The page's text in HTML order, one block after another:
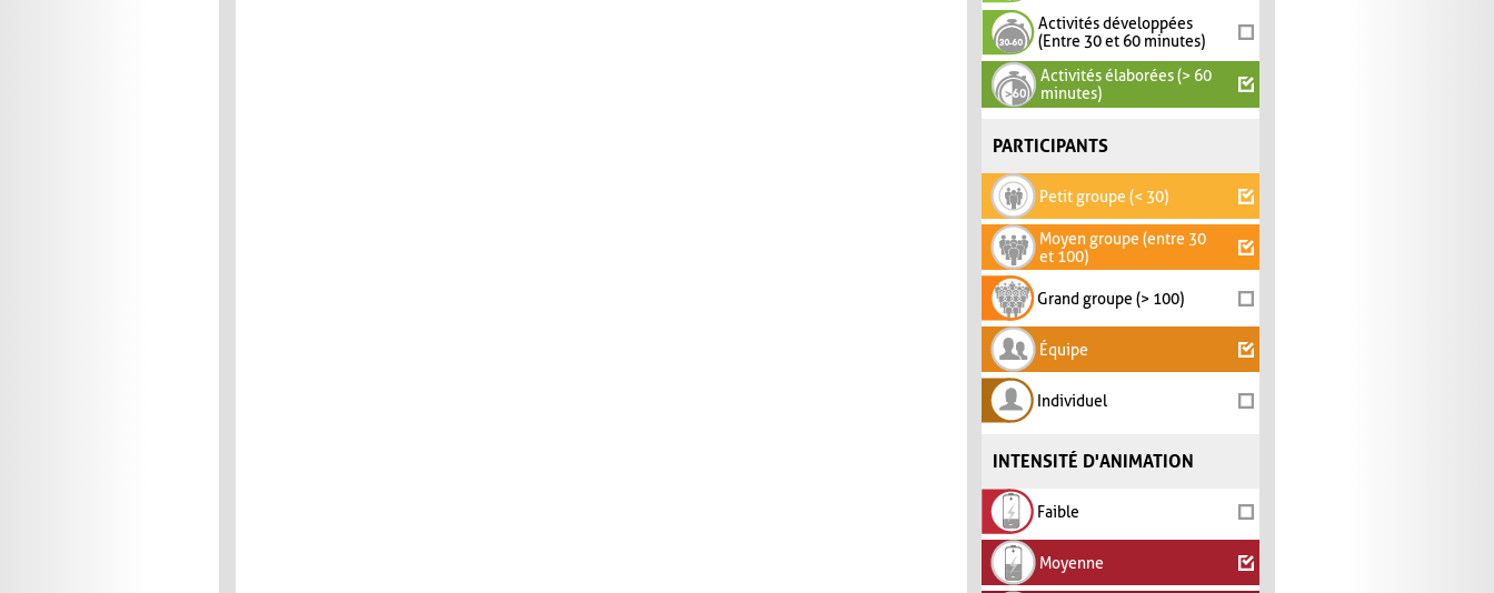
Activités développées
(Entre 30 et 60 minutes)
Activités élaborées (> 60
minutes)
PARTICIPANTS
Petit groupe (< 30)
Moyen groupe (entre 30
et 100)
Grand groupe (> 100)
Équipe
Individuel
INTENSITÉ D'ANIMATION
Faible
Moyenne